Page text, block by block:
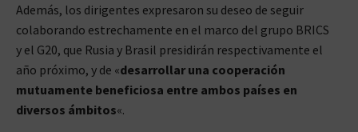
Además, los dirigentes expresaron su deseo de seguir
colaborando estrechamente en el marco del grupo BRICS
y el G20, que Rusia y Brasil presidirán respectivamente el
año próximo, y de «desarrollar una cooperación
mutuamente beneficiosa entre ambos países en
diversos ámbitos«.